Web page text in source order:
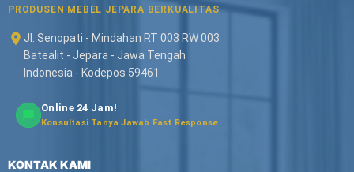
PRODUSEN MEBEL JEPARA BERKUALITAS
Jl. Senopati - Mindahan RT 003 RW 003
Batealit - Jepara - Jawa Tengah
Indonesia - Kodepos 59461
Online 24 Jam!
Konsultasi Tanya Jawab Fast Response
KONTAK KAMI